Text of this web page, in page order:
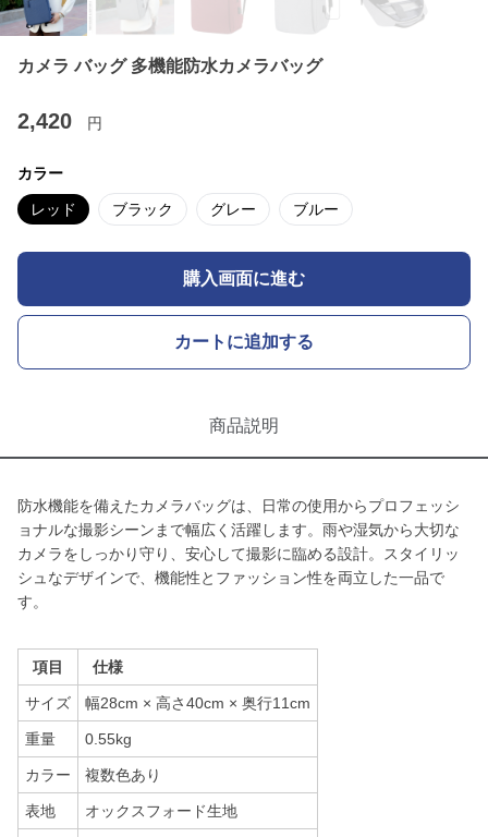
カメラ バッグ 多機能防水カメラバッグ
2,420 円
カラー
レッド ブラック グレー ブルー
購入画面に進む
カートに追加する
商品説明
防水機能を備えたカメラバッグは、日常の使用からプロフェッシ
ョナルな撮影シーンまで幅広く活躍します。雨や湿気から大切な
カメラをしっかり守り、安心して撮影に臨める設計。スタイリッ
シュなデザインで、機能性とファッション性を両立した一品で
す。
項目 仕様
サイズ 幅28cm × 高さ40cm × 奥行11cm
重量 0.55kg
カラー 複数色あり
表地 オックスフォード生地